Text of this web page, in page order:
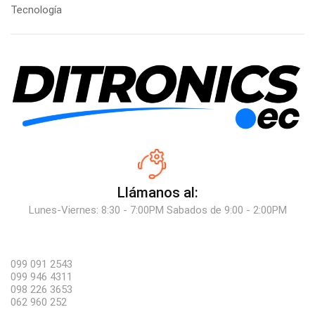
Tecnología
Llámanos al:
Lunes-Viernes: 8:30 - 7:00PM Sabados de 9:00 - 2:00PM
099 091 2543
099 946 4311
098 226 3653
062 960 252